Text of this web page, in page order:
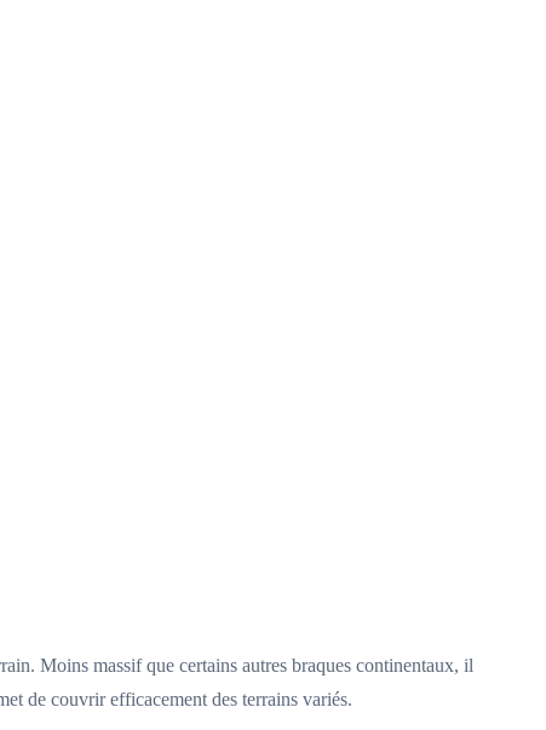
Moins massif que certains autres braques continentaux, il
de couvrir efficacement des terrains variés.